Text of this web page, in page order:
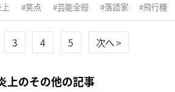
笑点 芸能全般 落語家 飛行機
3 4 5 次へ >
上のその他の記事